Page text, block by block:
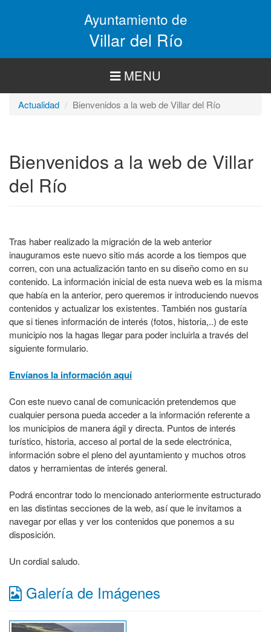
Ayuntamiento de
Villar del Río
MENU
Actualidad Bienvenidos a la web de Villar del Río
Bienvenidos a la web de Villar
del Río
Tras haber realizado la migración de la web anterior
inauguramos este nuevo sitio más acorde a los tiempos que
corren, con una actualización tanto en su diseño como en su
contenido. La información inicial de esta nueva web es la misma
que había en la anterior, pero queremos ir introduciendo nuevos
contenidos y actualizar los existentes. También nos gustaría
que si tienes información de interés (fotos, historia,..) de este
municipio nos la hagas llegar para poder incluirla a través del
siguiente formulario.
Envíanos la información aquí
Con este nuevo canal de comunicación pretendemos que
cualquier persona pueda acceder a la información referente a
los municipios de manera ágil y directa. Puntos de interés
turístico, historia, acceso al portal de la sede electrónica,
información sobre el pleno del ayuntamiento y muchos otros
datos y herramientas de interés general.
Podrá encontrar todo lo mencionado anteriormente estructurado
en las distintas secciones de la web, así que le invitamos a
navegar por ellas y ver los contenidos que ponemos a su
disposición.
Un cordial saludo.
Galería de Imágenes